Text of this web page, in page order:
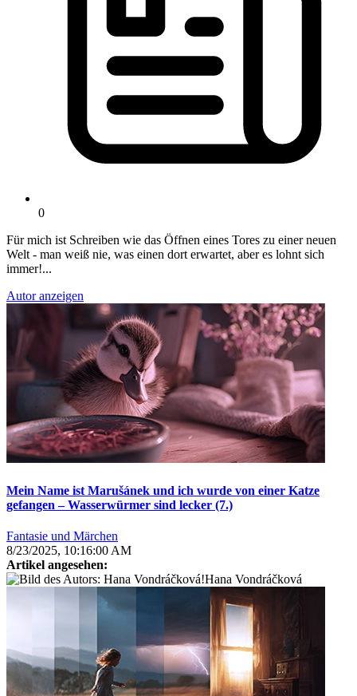
0
Für mich ist Schreiben wie das Öffnen eines Tores zu einer neuen
Welt - man weiß nie, was einen dort erwartet, aber es lohnt sich
immer!...
Autor anzeigen
Mein Name ist Marušánek und ich wurde von einer Katze
gefangen – Wasserwürmer sind lecker (7.)
Fantasie und Märchen
8/23/2025, 10:16:00 AM
Artikel angesehen:
Hana Vondráčková